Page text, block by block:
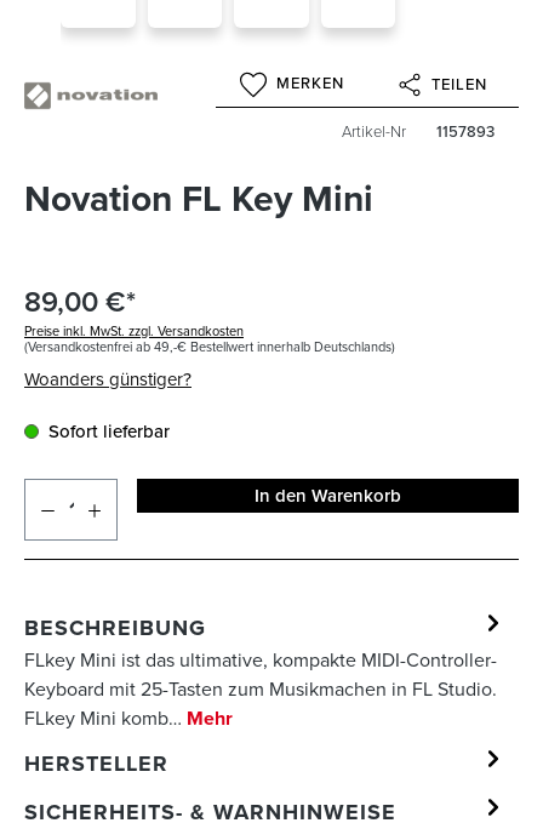
MERKEN TEILEN
Artikel-Nr 1157893
Novation FL Key Mini
89,00 €*
Preise inkl. MwSt. zzgl. Versandkosten
(Versandkostenfrei ab 49,-€ Bestellwert innerhalb Deutschlands)
Woanders günstiger?
Sofort lieferbar
In den Warenkorb
BESCHREIBUNG
FLkey Mini ist das ultimative, kompakte MIDI-Controller-
Keyboard mit 25-Tasten zum Musikmachen in FL Studio.
FLkey Mini komb… Mehr
HERSTELLER
SICHERHEITS- & WARNHINWEISE